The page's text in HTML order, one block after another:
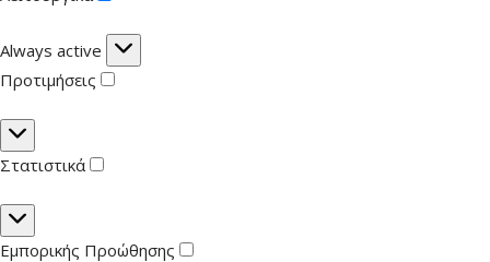
Always active
Προτιμήσεις
Προτιμήσεις
Στατιστικά
Στατιστικά
Εμπορικής Προώθησης